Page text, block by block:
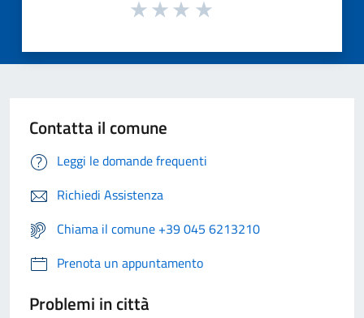
Contatta il comune
Leggi le domande frequenti
Richiedi Assistenza
Chiama il comune +39 045 6213210
Prenota un appuntamento
Problemi in città